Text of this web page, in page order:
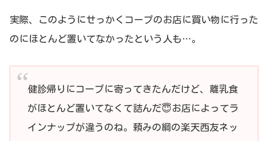
実際、このようにせっかくコープのお店に買い物に行った
のにほとんど置いてなかったという人も…。
健診帰りにコープに寄ってきたんだけど、離乳食
がほとんど置いてなくて詰んだ😇お店によってラ
インナップが違うのね。頼みの綱の楽天西友ネッ